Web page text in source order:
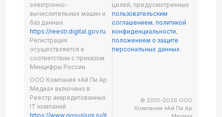
электронно-
вычислительных машин и
баз данных
https://reestr.digital.gov.ru.
Регистрация
осуществляется в
соответствии с приказом
Минцифры России.
ООО Компания «Ай Пи Ар
Медиа» включено в
Реестр аккредитованных
IT компаний
https://www.gosuslugi.ru/it.
целей, предусмотренных
пользовательским
соглашением,политикой
конфиденциальности,
положением о защите
персональных данных.
© 2010-2026 ООО
Компания «Ай Пи Ар